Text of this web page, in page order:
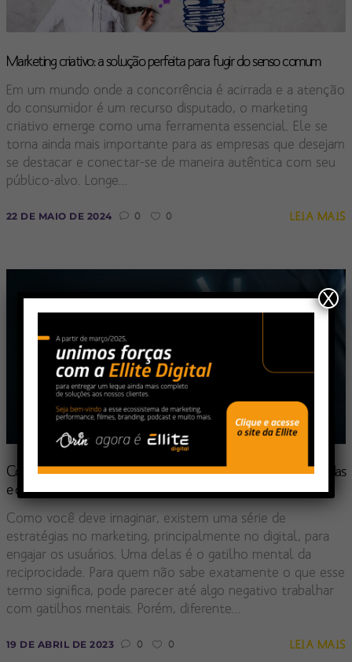
Marketing criativo: a solução perfeita para fugir do senso comum
Em um mundo onde a concorrência é acirrada e a atenção
do consumidor é um recurso disputado, o marketing
criativo emerge como uma ferramenta essencial. Ele se
torna ainda mais importante para as empresas que desejam
se destacar e conectar-se de maneira autêntica com seu
público-alvo. Longe...
22 DE MAIO DE 2024 0 0 LEIA MAIS
Como usar o gatilho mental da reciprocidade na estratégia de vendas
e de marketing?
Como você deve imaginar, existem uma série de
estratégias no marketing, principalmente no digital, para
engajar os usuários. Uma delas é o gatilho mental da
reciprocidade. Para quem não sabe exatamente o que esse
termo significa, pode parecer até algo negativo trabalhar
com gatilhos mentais. Porém, diferente...
19 DE ABRIL DE 2023 0 0 LEIA MAIS
X